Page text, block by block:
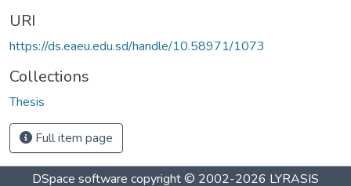
URI
https://ds.eaeu.edu.sd/handle/10.58971/1073
Collections
Thesis
Full item page
DSpace software copyright © 2002-2026 LYRASIS